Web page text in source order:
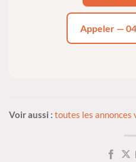
Appeler —
Voir aussi : toutes les annonces